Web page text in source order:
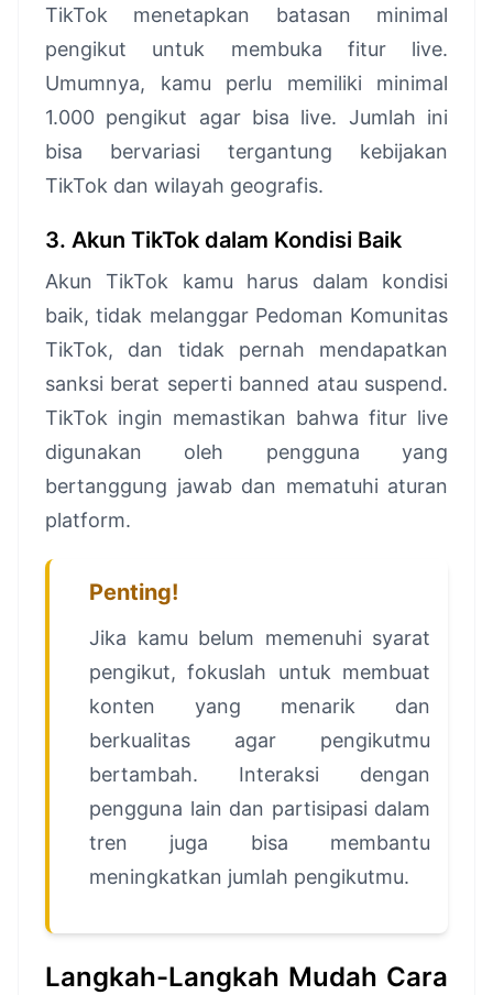
TikTok menetapkan batasan minimal
pengikut untuk membuka fitur live.
Umumnya, kamu perlu memiliki minimal
1.000 pengikut agar bisa live. Jumlah ini
bisa bervariasi tergantung kebijakan
TikTok dan wilayah geografis.
3. Akun TikTok dalam Kondisi Baik
Akun TikTok kamu harus dalam kondisi
baik, tidak melanggar Pedoman Komunitas
TikTok, dan tidak pernah mendapatkan
sanksi berat seperti banned atau suspend.
TikTok ingin memastikan bahwa fitur live
digunakan oleh pengguna yang
bertanggung jawab dan mematuhi aturan
platform.
Penting!
Jika kamu belum memenuhi syarat
pengikut, fokuslah untuk membuat
konten yang menarik dan
berkualitas agar pengikutmu
bertambah. Interaksi dengan
pengguna lain dan partisipasi dalam
tren juga bisa membantu
meningkatkan jumlah pengikutmu.
Langkah-Langkah Mudah Cara